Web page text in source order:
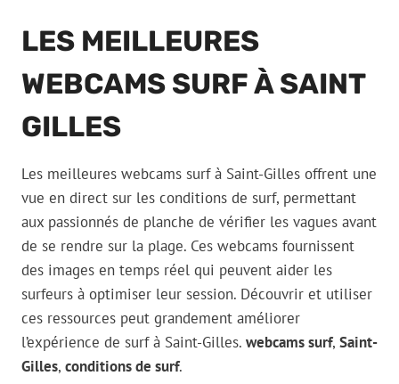
LES MEILLEURES
WEBCAMS SURF À SAINT
GILLES
Les meilleures webcams surf à Saint-Gilles offrent une
vue en direct sur les conditions de surf, permettant
aux passionnés de planche de vérifier les vagues avant
de se rendre sur la plage. Ces webcams fournissent
des images en temps réel qui peuvent aider les
surfeurs à optimiser leur session. Découvrir et utiliser
ces ressources peut grandement améliorer
l’expérience de surf à Saint-Gilles. webcams surf, Saint-
Gilles, conditions de surf.